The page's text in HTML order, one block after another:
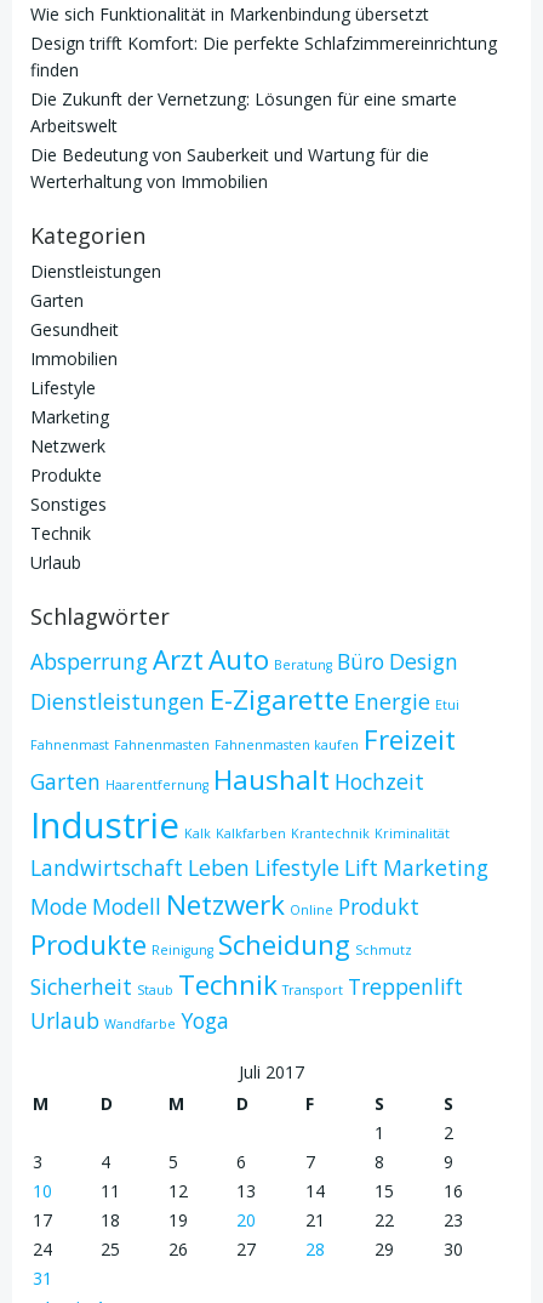
Wie sich Funktionalität in Markenbindung übersetzt
Design trifft Komfort: Die perfekte Schlafzimmereinrichtung
finden
Die Zukunft der Vernetzung: Lösungen für eine smarte
Arbeitswelt
Die Bedeutung von Sauberkeit und Wartung für die
Werterhaltung von Immobilien
Kategorien
Dienstleistungen
Garten
Gesundheit
Immobilien
Lifestyle
Marketing
Netzwerk
Produkte
Sonstiges
Technik
Urlaub
Schlagwörter
AbsperrungArztAuto Beratung Büro Design
Dienstleistungen E-Zigarette Energie Etui
Fahnenmast Fahnenmasten Fahnenmasten kaufen Freizeit
Garten Haarentfernung Haushalt Hochzeit
Industrie Kalk Kalkfarben Krantechnik Kriminalität
Landwirtschaft Leben Lifestyle Lift Marketing
Mode Modell Netzwerk Online Produkt
Produkte Reinigung Scheidung Schmutz
Sicherheit Staub Technik Transport Treppenlift
Urlaub Wandfarbe Yoga
Juli 2017
M
D M D F S
S
1
2
3
4 5 6 7 8
9
10
11 12 13 14 15
16
17
18 19 20 21 22
23
24
25 26 27 28 29
30
31